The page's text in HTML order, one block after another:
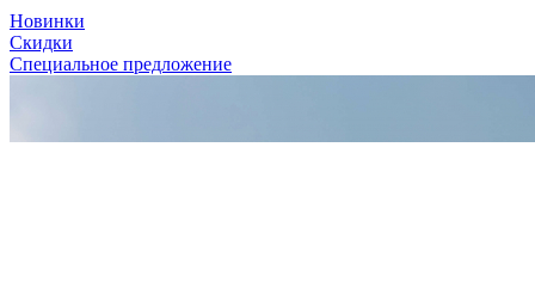
Новинки
Скидки
Специальное предложение